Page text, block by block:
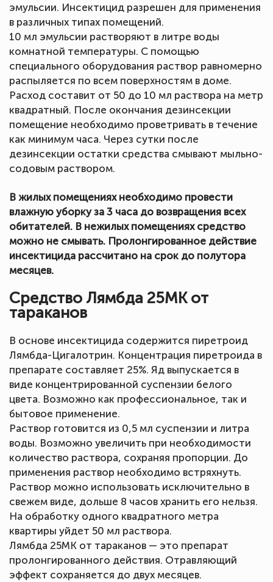
эмульсии. Инсектицид разрешен для применения
в различных типах помещений.
10 мл эмульсии растворяют в литре воды
комнатной температуры. С помощью
специального оборудования раствор равномерно
распыляется по всем поверхностям в доме.
Расход составит от 50 до 10 мл раствора на метр
квадратный. После окончания дезинсекции
помещение необходимо проветривать в течение
как минимум часа. Через сутки после
дезинсекции остатки средства смывают мыльно-
содовым раствором.
В жилых помещениях необходимо провести
влажную уборку за 3 часа до возвращения всех
обитателей. В нежилых помещениях средство
можно не смывать. Пролонгированное действие
инсектицида рассчитано на срок до полутора
месяцев.
Средство Лямбда 25МК от
тараканов
В основе инсектицида содержится пиретроид
Лямбда-Цигалотрин. Концентрация пиретроида в
препарате составляет 25%. Яд выпускается в
виде концентрированной суспензии белого
цвета. Возможно как профессиональное, так и
бытовое применение.
Раствор готовится из 0,5 мл суспензии и литра
воды. Возможно увеличить при необходимости
количество раствора, сохраняя пропорции. До
применения раствор необходимо встряхнуть.
Раствор можно использовать исключительно в
свежем виде, дольше 8 часов хранить его нельзя.
На обработку одного квадратного метра
квартиры уйдет 50 мл раствора.
Лямбда 25МК от тараканов — это препарат
пролонгированного действия. Отравляющий
эффект сохраняется до двух месяцев.